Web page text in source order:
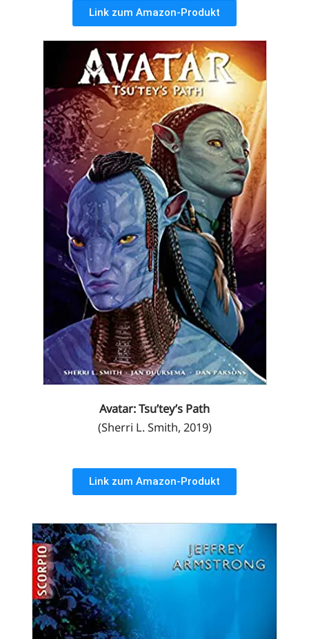
Link zum Amazon-Produkt
Avatar: Tsu’tey’s Path
(Sherri L. Smith, 2019)
Link zum Amazon-Produkt